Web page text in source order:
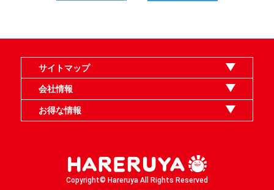
サイトマップ
オンラインショップ
買取
記事
選手一覧
デッキ検索
デッキ構築
イベント・大会
店舗のご案内
お問い合わせ
ヘルプ
FAQ
会社情報
利用規約
スタッフ募集
特定商取引法表示
個人情報保護指針
企業情報
お得な情報
Copyright© Hareruya All Rights Reserved